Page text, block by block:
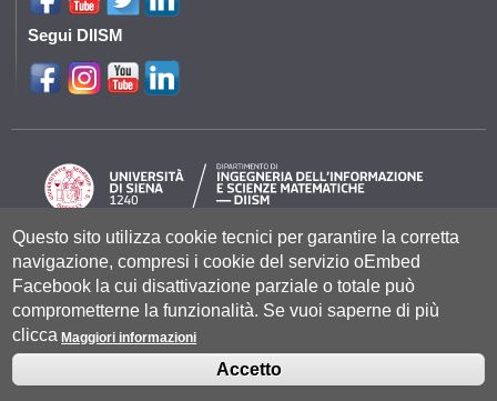
Segui DIISM
Università degli Studi di Siena- Rettorato, via Banchi di Sotto 55, 53100
Siena ITALIA
P.IVA 00273530527 | C.F. 80002070524 |
Coordinate bancarie
Caselle
Pec: Posta Elettronica Certificata|Fatturazione Elettronica
Contatti:urp@unisi.it
- URP - Ufficio Relazioni con il Pubblico Tel.
0577 235555 (dal lunedì al venerdì dalle 9.30 alle 10.30)
Questo sito utilizza cookie tecnici per garantire la corretta
navigazione, compresi i cookie del servizio oEmbed
Facebook la cui disattivazione parziale o totale può
comprometterne la funzionalità. Se vuoi saperne di più
clicca Maggiori informazioni
Accetto